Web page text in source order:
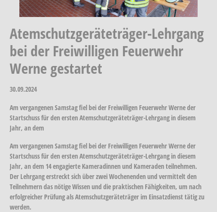
Atemschutzgeräteträger-Lehrgang
bei der Freiwilligen Feuerwehr
Werne gestartet
30.09.2024
Am vergangenen Samstag fiel bei der Freiwilligen Feuerwehr Werne der
Startschuss für den ersten Atemschutzgeräteträger-Lehrgang in diesem
Jahr, an dem
Am vergangenen Samstag fiel bei der Freiwilligen Feuerwehr Werne der
Startschuss für den ersten Atemschutzgeräteträger-Lehrgang in diesem
Jahr, an dem 14 engagierte Kameradinnen und Kameraden teilnehmen.
Der Lehrgang erstreckt sich über zwei Wochenenden und vermittelt den
Teilnehmern das nötige Wissen und die praktischen Fähigkeiten, um nach
erfolgreicher Prüfung als Atemschutzgeräteträger im Einsatzdienst tätig zu
werden.